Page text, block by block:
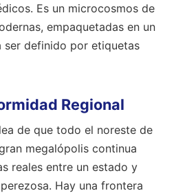
Es un microcosmos de
empaquetadas en un
definido por etiquetas
Regional
de que todo el noreste de
megalópolis continua
reales entre un estado y
Hay una frontera